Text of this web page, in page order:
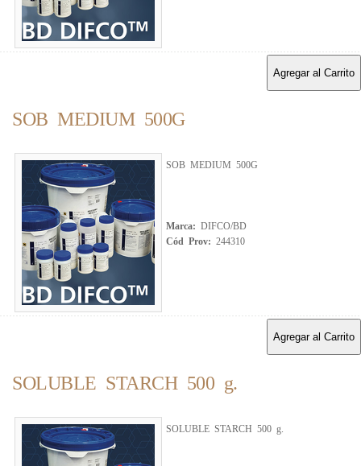
Agregar al Carrito
SOB MEDIUM 500G
SOB MEDIUM 500G
Marca: DIFCO/BD
Cód Prov: 244310
Agregar al Carrito
SOLUBLE STARCH 500 g.
SOLUBLE STARCH 500 g.